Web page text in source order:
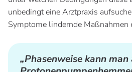
unbedingt eine Arztpraxis
Symptome lindernde Maßnahmen
„Phasenweise kann